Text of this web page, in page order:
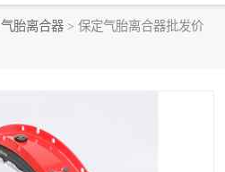
气胎离合器 > 保定气胎离合器批发价
气胎离合器